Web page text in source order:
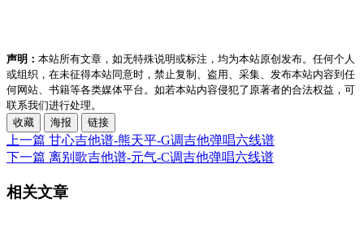
声明： 本站所有文章，如无特殊说明或标注，均为本站原创发布。任何个人
或组织，在未征得本站同意时，禁止复制、盗用、采集、发布本站内容到任
何网站、书籍等各类媒体平台。如若本站内容侵犯了原著者的合法权益，可
联系我们进行处理。
收藏
海报 链接
上一篇 甘心吉他谱-熊天平-G调吉他弹唱六线谱
下一篇 离别歌吉他谱-元气-C调吉他弹唱六线谱
相关文章